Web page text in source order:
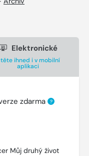
Elektronické
ihned i v mobilní
aplikaci
zdarma ?
Můj druhý život